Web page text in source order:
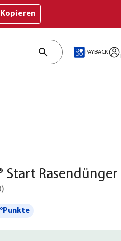
Kopieren
PAYBACK
Start Rasendünger
)